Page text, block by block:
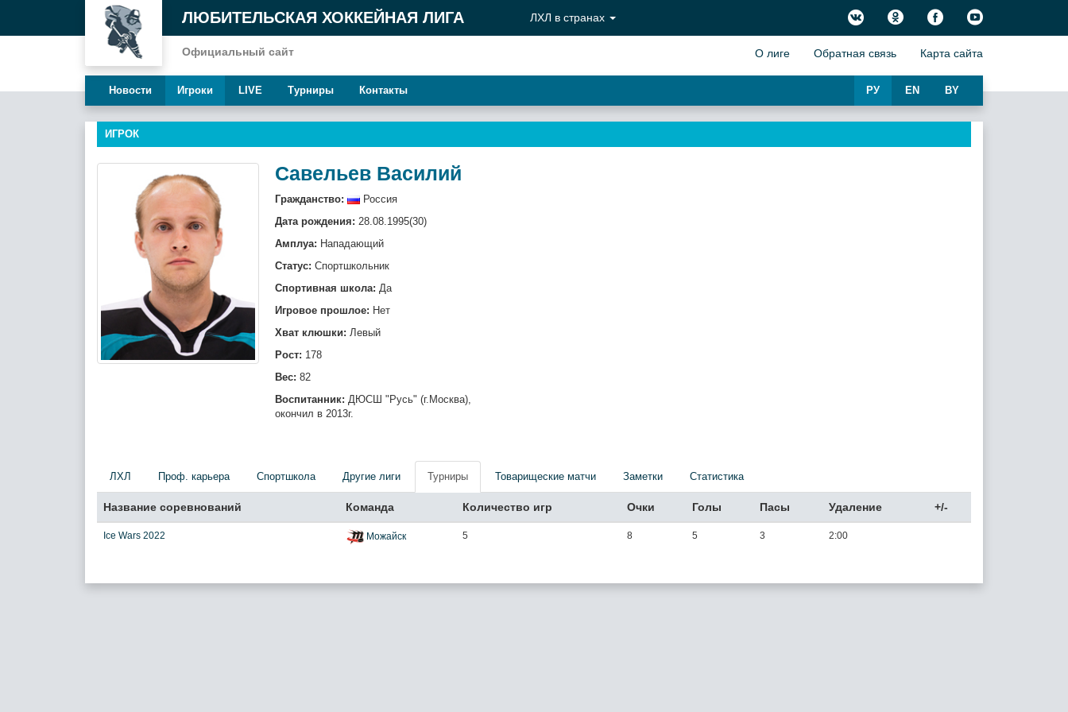
ЛЮБИТЕЛЬСКАЯ ХОККЕЙНАЯ ЛИГА
Официальный сайт
ЛХЛ в странах
О лиге Обратная связь Карта сайта
Новости Игроки LIVE Турниры Контакты BY
EN
РУ
ИГРОК
Савельев Василий
Гражданство:
Россия
Дата рождения: 28.08.1995(30)
Амплуа: Нападающий
Статус: Спортшкольник
Спортивная школа: Да
Игровое прошлое: Нет
Хват клюшки: Левый
Рост: 178
Вес: 82
Воспитанник: ДЮСШ "Русь" (г.Москва),
окончил в 2013г.
ЛХЛ Проф. карьера Спортшкола Другие лиги Турниры Товарищеские матчи Заметки Статистика
Название соревнований Команда Количество игр Очки Голы Пасы Удаление +/-
Ice Wars 2022 Можайск 5 8 5 3 2:00